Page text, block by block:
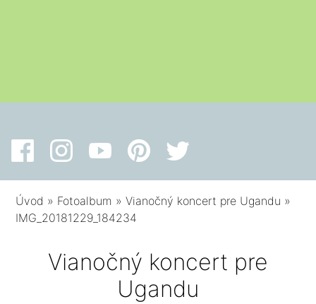
Úvod » Fotoalbum »Vianočný koncert pre Ugandu »
IMG_20181229_184234
Vianočný koncert pre
Ugandu